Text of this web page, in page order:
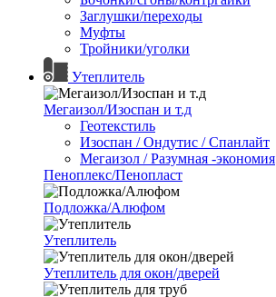
Заглушки/переходы
Муфты
Тройники/уголки
Утеплитель
Мегаизол/Изоспан и т.д
Геотекстиль
Изоспан / Ондутис / Спанлайт
Мегаизол / Разумная -экономия
Пеноплекс/Пенопласт
Подложка/Алюфом
Утеплитель
Утеплитель для окон/дверей